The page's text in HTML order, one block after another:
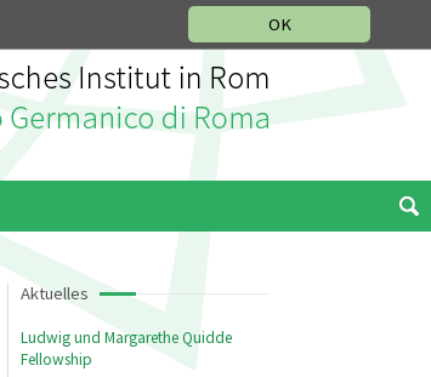
OK
Aktuelles
Ludwig und Margarethe Quidde
Fellowship